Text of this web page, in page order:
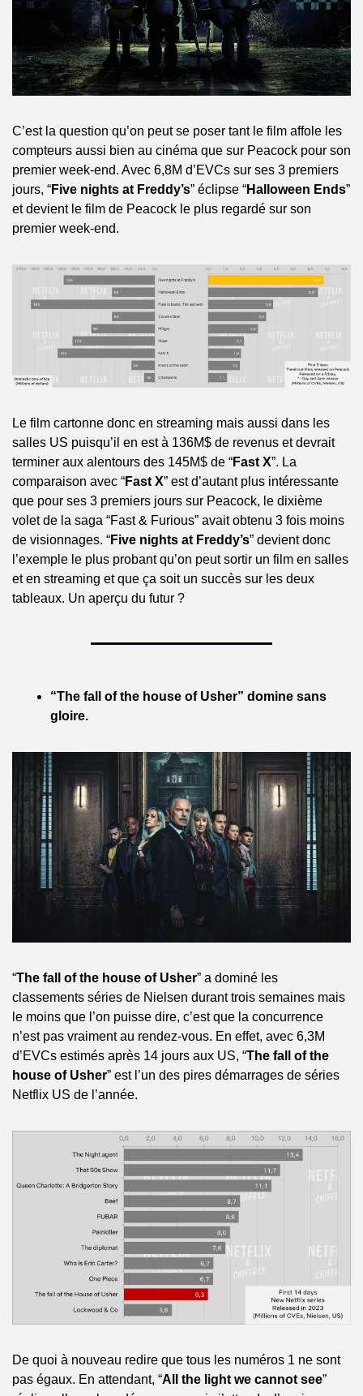
C’est la question qu’on peut se poser tant le film affole les
compteurs aussi bien au cinéma que sur Peacock pour son
premier week-end. Avec 6,8M d’EVCs sur ses 3 premiers
jours, “Five nights at Freddy’s” éclipse “Halloween Ends”
et devient le film de Peacock le plus regardé sur son
premier week-end.
Le film cartonne donc en streaming mais aussi dans les
salles US puisqu’il en est à 136M$ de revenus et devrait
terminer aux alentours des 145M$ de “Fast X”. La
comparaison avec “Fast X” est d’autant plus intéressante
que pour ses 3 premiers jours sur Peacock, le dixième
volet de la saga “Fast & Furious” avait obtenu 3 fois moins
de visionnages. “Five nights at Freddy’s” devient donc
l’exemple le plus probant qu’on peut sortir un film en salles
et en streaming et que ça soit un succès sur les deux
tableaux. Un aperçu du futur ?
“The fall of the house of Usher” domine sans
gloire.
“The fall of the house of Usher” a dominé les
classements séries de Nielsen durant trois semaines mais
le moins que l’on puisse dire, c’est que la concurrence
n’est pas vraiment au rendez-vous. En effet, avec 6,3M
d’EVCs estimés après 14 jours aux US, “The fall of the
house of Usher” est l’un des pires démarrages de séries
Netflix US de l’année.
De quoi à nouveau redire que tous les numéros 1 ne sont
pas égaux. En attendant, “All the light we cannot see”